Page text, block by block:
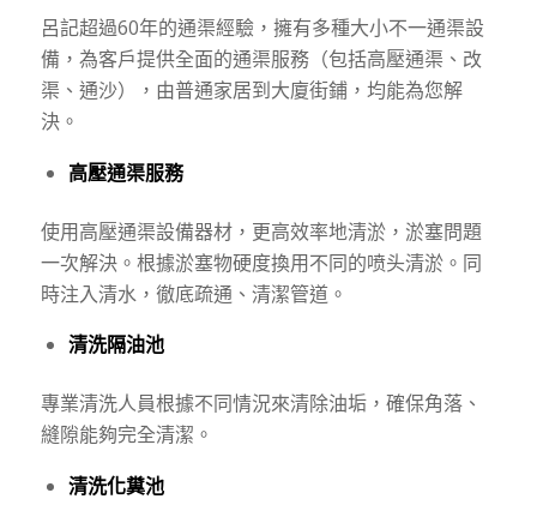
呂記超過60年的通渠經驗，擁有多種大小不一通渠設
備，為客戶提供全面的通渠服務（包括高壓通渠、改
渠、通沙），由普通家居到大廈街鋪，均能為您解
決。
高壓通渠服務
使用高壓通渠設備器材，更高效率地清淤，淤塞問題
一次解決。根據淤塞物硬度換用不同的喷头清淤。同
時注入清水，徹底疏通、清潔管道。
清洗隔油池
專業清洗人員根據不同情況來清除油垢，確保角落、
縫隙能夠完全清潔。
清洗化糞池